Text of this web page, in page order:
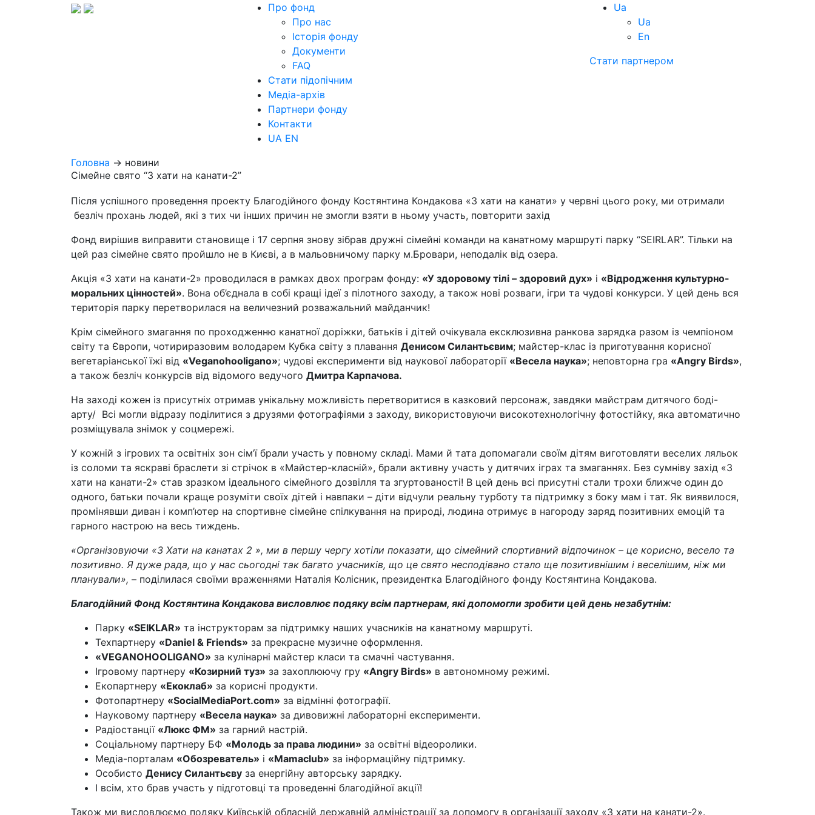
Про фонд
Про нас
Історія фонду
Документи
FAQ
Стати підопічним
Медіа-архів
Партнери фонду
Контакти
UA EN
Ua
Ua
En
Стати партнером
Головна → новини
Сімейне свято “З хати на канати-2”
Після успішного проведення проекту Благодійного фонду Костянтина Кондакова «З хати на канати» у червні цього року, ми отримали
безліч прохань людей, які з тих чи інших причин не змогли взяти в ньому участь, повторити захід
Фонд вирішив виправити становище і 17 серпня знову зібрав дружні сімейні команди на канатному маршруті парку “SEIRLAR”. Тільки на
цей раз сімейне свято пройшло не в Києві, а в мальовничому парку м.Бровари, неподалік від озера.
Акція «З хати на канати-2» проводилася в рамках двох програм фонду: «У здоровому тілі – здоровий дух» і «Відродження культурно-
моральних цінностей». Вона об’єднала в собі кращі ідеї з пілотного заходу, а також нові розваги, ігри та чудові конкурси. У цей день вся
територія парку перетворилася на величезний розважальний майданчик!
Крім сімейного змагання по проходженню канатної доріжки, батьків і дітей очікувала ексклюзивна ранкова зарядка разом із чемпіоном
світу та Європи, чотириразовим володарем Кубка світу з плавання Денисом Силантьєвим; майстер-клас із приготування корисної
вегетаріанської їжі від «Veganohooligano»; чудові експерименти від наукової лабораторії «Весела наука»; неповторна гра «Angry Birds»,
а також безліч конкурсів від відомого ведучого Дмитра Карпачова.
На заході кожен із присутніх отримав унікальну можливість перетворитися в казковий персонаж, завдяки майстрам дитячого боді-
арту/ Всі могли відразу поділитися з друзями фотографіями з заходу, використовуючи високотехнологічну фотостійку, яка автоматично
розміщувала знімок у соцмережі.
У кожній з ігрових та освітніх зон сім’ї брали участь у повному складі. Мами й тата допомагали своїм дітям виготовляти веселих ляльок
із соломи та яскраві браслети зі стрічок в «Майстер-класній», брали активну участь у дитячих іграх та змаганнях. Без сумніву захід «З
хати на канати-2» став зразком ідеального сімейного дозвілля та згуртованості! В цей день всі присутні стали трохи ближче один до
одного, батьки почали краще розуміти своїх дітей і навпаки – діти відчули реальну турботу та підтримку з боку мам і тат. Як виявилося,
промінявши диван і комп’ютер на спортивне сімейне спілкування на природі, людина отримує в нагороду заряд позитивних емоцій та
гарного настрою на весь тиждень.
«Організовуючи «З Хати на канатах 2 », ми в першу чергу хотіли показати, що сімейний спортивний відпочинок – це корисно, весело та
позитивно. Я дуже рада, що у нас сьогодні так багато учасників, що це свято несподівано стало ще позитивнішим і веселішим, ніж ми
планували», – поділилася своїми враженнями Наталія Колісник, президентка Благодійного фонду Костянтина Кондакова.
Благодійний Фонд Костянтина Кондакова висловлює подяку всім партнерам, які допомогли зробити цей день незабутнім:
Парку «SEIKLAR» та інструкторам за підтримку наших учасників на канатному маршруті.
Техпартнеру «Daniel & Friends» за прекрасне музичне оформлення.
«VEGANOHOOLIGANO» за кулінарні майстер класи та смачні частування.
Ігровому партнеру «Козирний туз» за захоплюючу гру «Angry Birds» в автономному режимі.
Екопартнеру «Екоклаб» за корисні продукти.
Фотопартнеру «SocialMediaPort.com» за відмінні фотографії.
Науковому партнеру «Весела наука» за дивовижні лабораторні експерименти.
Радіостанції «Люкс ФМ» за гарний настрій.
Соціальному партнеру БФ «Молодь за права людини» за освітні відеоролики.
Медіа-порталам «Обозреватель» і «Mamaclub» за інформаційну підтримку.
Особисто Денису Силантьєву за енергійну авторську зарядку.
І всім, хто брав участь у підготовці та проведенні благодійної акції!
Також ми висловлюємо подяку Київській обласній державній адміністрації за допомогу в організації заходу «З хати на канати-2».